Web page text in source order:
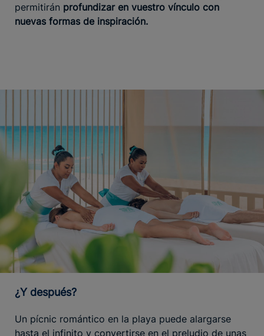
permitirán profundizar en vuestro vínculo con
nuevas formas de inspiración.
¿Y después?
Un pícnic romántico en la playa puede alargarse
hasta el infinito y convertirse en el preludio de unas